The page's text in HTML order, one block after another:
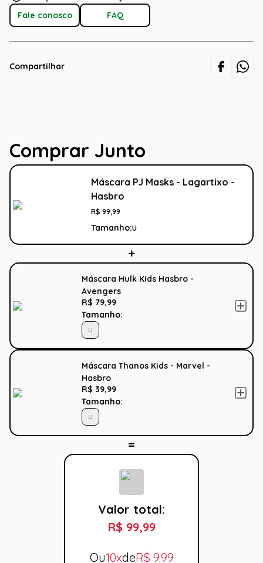
Fale conosco FAQ
Compartilhar
Comprar Junto
Máscara PJ Masks - Lagartixo -
Hasbro
R$ 99,99
Tamanho:U
Máscara Hulk Kids Hasbro -
Avengers
R$ 79,99
Tamanho:
U
Máscara Thanos Kids - Marvel -
Hasbro
R$ 39,99
Tamanho:
U
Valor total:
R$ 99,99
Ou10xdeR$ 9.99